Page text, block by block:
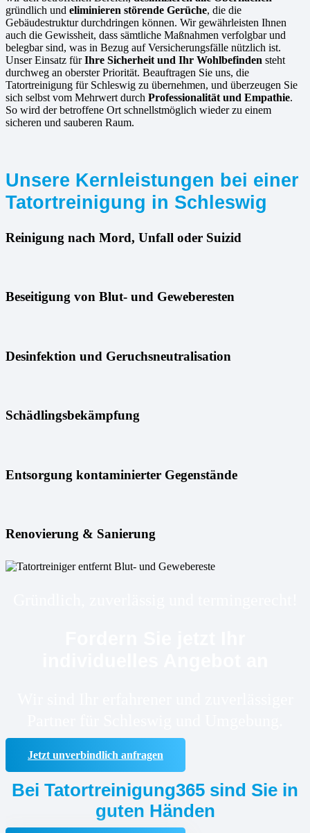
gründlich und eliminieren störende Gerüche, die die
Gebäudestruktur durchdringen können. Wir gewährleisten Ihnen
auch die Gewissheit, dass sämtliche Maßnahmen verfolgbar und
belegbar sind, was in Bezug auf Versicherungsfälle nützlich ist.
Unser Einsatz fürIhre Sicherheit und Ihr Wohlbefinden steht
durchweg an oberster Priorität. Beauftragen Sie uns, die
Tatortreinigung für Schleswig zu übernehmen, und überzeugen Sie
sich selbst vom Mehrwert durch Professionalität und Empathie.
So wird der betroffene Ort schnellstmöglich wieder zu einem
sicheren und sauberen Raum.
Unsere Kernleistungen bei einer
Tatortreinigung in Schleswig
Reinigung nach Mord, Unfall oder Suizid
Beseitigung von Blut- und Geweberesten
Desinfektion und Geruchsneutralisation
Schädlingsbekämpfung
Entsorgung kontaminierter Gegenstände
Renovierung & Sanierung
Jetzt unverbindlich anfragen
Bei Tatortreinigung365 sind Sie in
guten Händen